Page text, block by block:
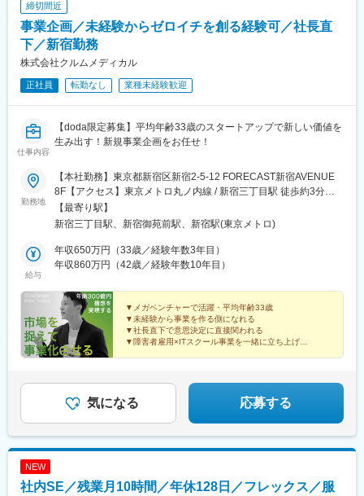
締切間近
事業企画／未経験からゼロイチを創る経験可／社長直
下／新宿勤務
株式会社クルムメディカル
正社員 転勤なし 業種未経験歓迎
仕事内容
【doda限定募集】平均年齢33歳のスタートアップで新しい価値を
生み出す！新規事業企画をお任せ！
勤務地
【本社勤務】東京都新宿区新宿2-5-12 FORECAST新宿AVENUE
8F【アクセス】東京メトロ丸ノ内線 / 新宿三丁目駅 徒歩約3分東
京メトロ副都心線 / 新宿三丁目駅 徒歩約3分都営新宿線 / 新宿三丁
目駅 徒歩約3分JR山手線 / 新宿駅 徒歩約7分
【最寄り駅】
新宿三丁目駅、新宿御苑前駅、新宿駅(東京メトロ)
給与
年収650万円（33歳／経験年数3年目）
年収860万円（42歳／経験年数10年目）
▼メガベンチャーで活躍・平均年齢33歳
▼未経験から事業を作る側になれる
▼社長直下で意思決定に直接関われる
▼障害者雇用×ITスクール事業を一緒に立ち上げ
気になる 応募する
NEW
社内SE／残業月10時間／年休128日／フレックス／服